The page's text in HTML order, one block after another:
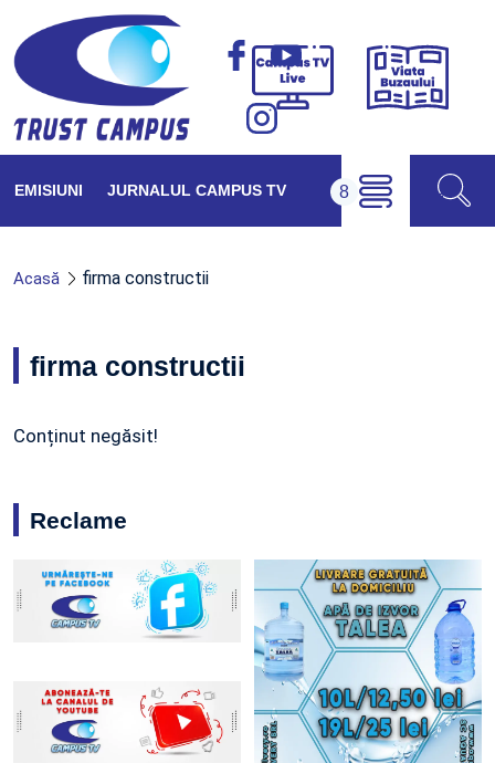
Campus
Viața
EMISIUNI JURNALUL CAMPUS TV
Acasă firma constructii
firma constructii
Conținut negăsit!
Reclame